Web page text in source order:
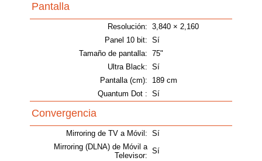
Pantalla
Resolución: 3,840 × 2,160
Panel 10 bit: Sí
Tamaño de pantalla: 75"
Ultra Black: Sí
Pantalla (cm):
189 cm
Quantum Dot : Sí
Convergencia
Mirroring de TV a Móvil: Sí
Mirroring (DLNA) de Móvil a
Televisor:
Sí